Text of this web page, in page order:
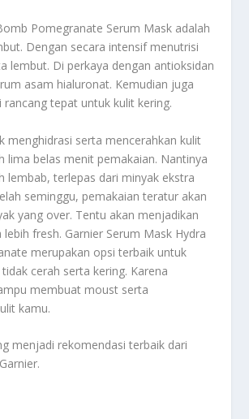
Pomegranate Serum Mask adalah
Dengan secara intensif menutrisi
lembut. Di perkaya dengan antioksidan
asam hialuronat. Kemudian juga
rancang tepat untuk kulit kering.
menghidrasi serta mencerahkan kulit
lima belas menit pemakaian. Nantinya
lembab, terlepas dari minyak ekstra
seminggu, pemakaian teratur akan
yang over. Tentu akan menjadikan
fresh. Garnier Serum Mask Hydra
merupakan opsi terbaik untuk
cerah serta kering. Karena
membuat moust serta
kamu.
menjadi rekomendasi terbaik dari
.